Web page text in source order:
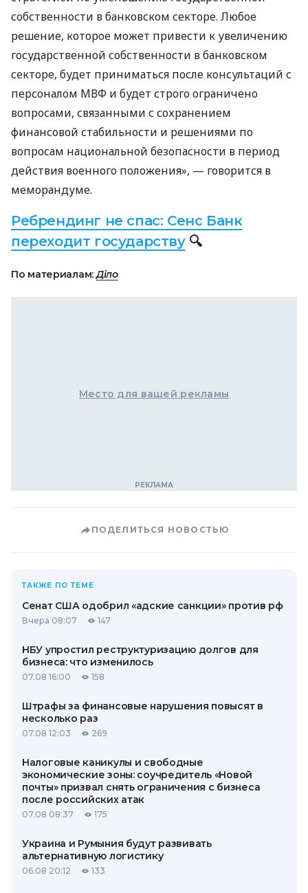
собственности в банковском секторе. Любое
решение, которое может привести к увеличению
государственной собственности в банковском
секторе, будет приниматься после консультаций с
персоналом МВФ и будет строго ограничено
вопросами, связанными с сохранением
финансовой стабильности и решениями по
вопросам национальной безопасности в период
действия военного положения», — говорится в
меморандуме.
Ребрендинг не спас: Сенс Банк
переходит государству🔍
По материалам:Діло
Место для вашей рекламы
ПОДЕЛИТЬСЯ НОВОСТЬЮ
ТАКЖЕ ПО ТЕМЕ
Сенат США одобрил «адские санкции» против рф
Вчера 08:07 147
НБУ упростил реструктуризацию долгов для
бизнеса: что изменилось
07.08 16:00 158
Штрафы за финансовые нарушения повысят в
несколько раз
07.08 12:03 269
Налоговые каникулы и свободные
экономические зоны: соучредитель «Новой
почты» призвал снять ограничения с бизнеса
после российских атак
07.08 08:37 175
Украина и Румыния будут развивать
альтернативную логистику
06.08 20:12 133